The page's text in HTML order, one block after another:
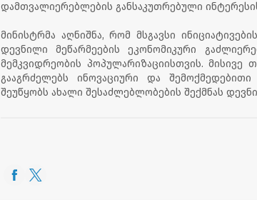
დამთვალიერებლების განსაკუთრებული
მინისტრმა აღნიშნა, რომ მსგავსი
დევნილი მეწარმეების ეკონომიკური
მემკვიდრეობის პოპულარიზაციისთვის. მისივე
გააგრძელებს ინოვაციური და
შეუწყობს ახალი შესაძლებლობების შექმნას